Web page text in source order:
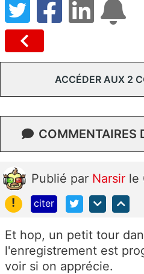
ACCÉDER AUX 2
COMMENTAIRES
Publié par Narsir le
!
citer
Et hop, un petit tour
l'enregistrement est
voir si on apprécie.